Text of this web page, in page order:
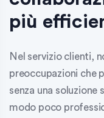
più
Nel servizio clienti,
preoccupazioni che
senza una soluzione
modo poco